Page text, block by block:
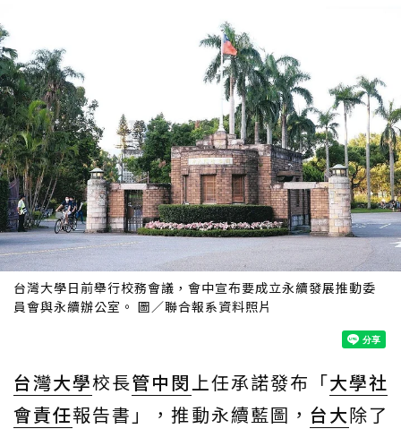
台灣大學日前舉行校務會議，會中宣布要成立永續發展推動委
員會與永續辦公室。 圖／聯合報系資料照片
台灣大學校長管中閔上任承諾發布「大學社
會責任報告書」，推動永續藍圖， 台大除了